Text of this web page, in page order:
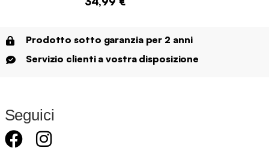
Prodotto sotto garanzia per 2 anni
Servizio clienti a vostra disposizione
Seguici